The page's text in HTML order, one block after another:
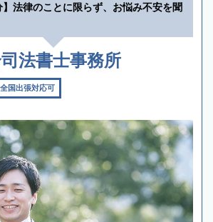
】法律のことに限らず、お悩み不安を聞
法書士事務所
全国出張対応可